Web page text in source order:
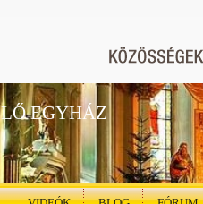
EGYHÁZ